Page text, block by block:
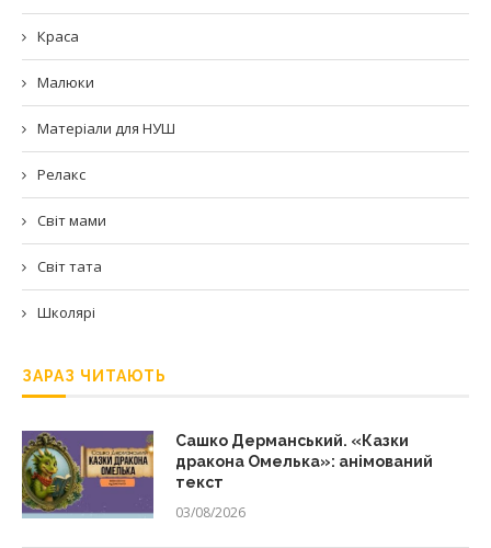
Краса
Малюки
Матеріали для НУШ
Релакс
Світ мами
Світ тата
Школярі
ЗАРАЗ ЧИТАЮТЬ
Сашко Дерманський. «Казки
дракона Омелька»: анімований
текст
03/08/2026